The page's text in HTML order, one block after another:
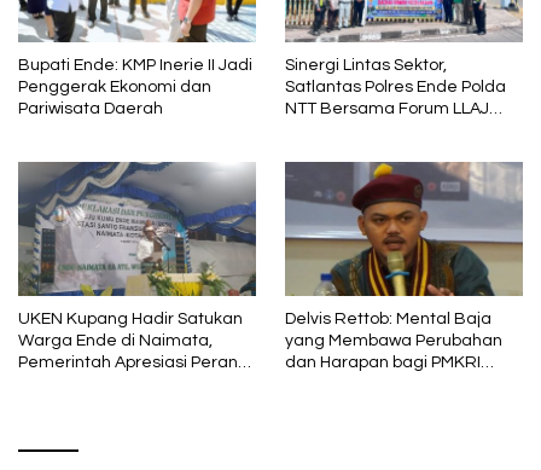
Bupati Ende: KMP Inerie II Jadi
Penggerak Ekonomi dan
Pariwisata Daerah
Sinergi Lintas Sektor,
Satlantas Polres Ende Polda
NTT Bersama Forum LLAJ
UKEN Kupang Hadir Satukan
Warga Ende di Naimata,
Pemerintah Apresiasi Peran
Delvis Rettob: Mental Baja
yang Membawa Perubahan
dan Harapan bagi PMKRI